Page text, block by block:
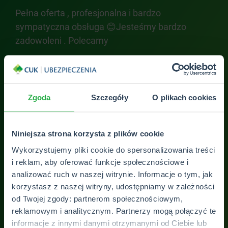
Zgoda Szczegóły O plikach cookies
Niniejsza strona korzysta z plików cookie
Wykorzystujemy pliki cookie do spersonalizowania treści
i reklam, aby oferować funkcje społecznościowe i
analizować ruch w naszej witrynie. Informacje o tym, jak
korzystasz z naszej witryny, udostępniamy w zależności
od Twojej zgody: partnerom społecznościowym,
reklamowym i analitycznym. Partnerzy mogą połączyć te
informacje z innymi danymi otrzymanymi od Ciebie lub
Pełna oferta , profesjonalna i bardzo
sympatyczna obsługa 😊Jesteśmy bardzo
zadowoleni . Polecamy
do
ZOBACZ WSZYSTKIE OPINIE